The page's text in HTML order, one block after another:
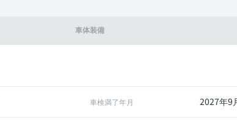
車体装備
車検満了年月 2027年9